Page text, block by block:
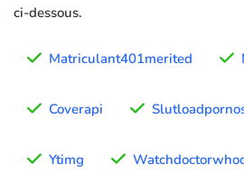
ci-dessous.
Matriculant401merited
Coverapi
Ytimg